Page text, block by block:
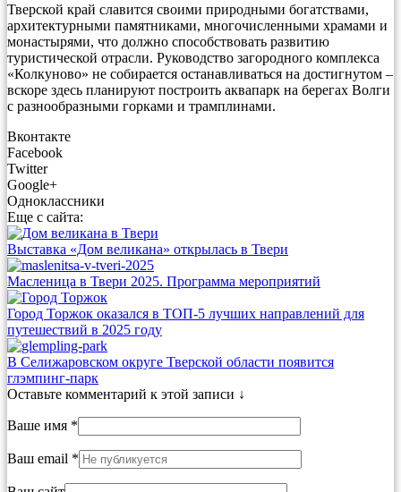
Тверской край славится своими природными богатствами,
архитектурными памятниками, многочисленными храмами и
монастырями, что должно способствовать развитию
туристической отрасли. Руководство загородного комплекса
«Колкуново» не собирается останавливаться на достигнутом –
вскоре здесь планируют построить аквапарк на берегах Волги
с разнообразными горками и трамплинами.
Вконтакте
Facebook
Twitter
Google+
Одноклассники
Еще с сайта:
Выставка «Дом великана» открылась в Твери
Масленица в Твери 2025. Программа мероприятий
Город Торжок оказался в ТОП-5 лучших направлений для
путешествий в 2025 году
В Селижаровском округе Тверской области появится
глэмпинг-парк
Оставьте комментарий к этой записи ↓
Ваше имя *
Ваш email *